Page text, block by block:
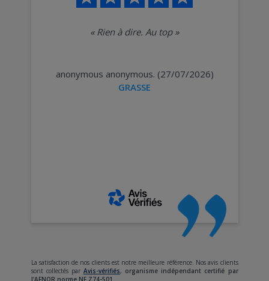
« Rien à dire. Au top»
anonymous anonymous. (27/07/2026)
GRASSE
La satisfaction de nos clients est notre meilleure référence. Nos avis clients
sont collectés par Avis-vérifiés, organisme indépendant certifié par